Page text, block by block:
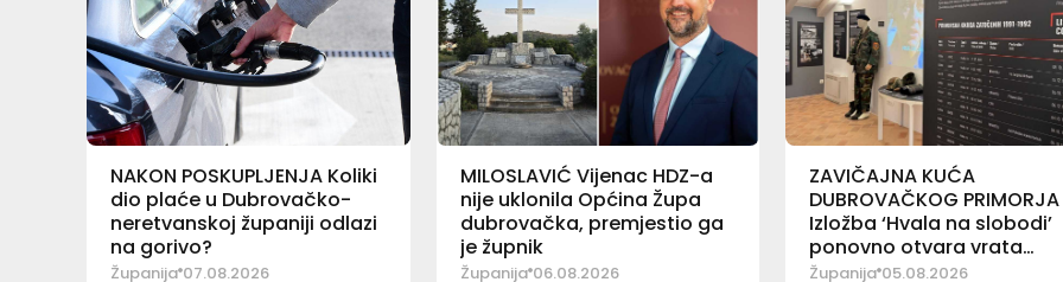
NAKON POSKUPLJENJA Koliki
dio plaće u Dubrovačko-
neretvanskoj županiji odlazi
na gorivo?
Županija 07.08.2026
MILOSLAVIĆ Vijenac HDZ-a
nije uklonila Općina Župa
dubrovačka, premjestio ga
je župnik
Županija 06.08.2026
ZAVIČAJNA KUĆA
DUBROVAČKOG PRIMORJA
Izložba ‘Hvala na slobodi’
ponovno otvara vrata
posjetiteljima
Županija 05.08.2026